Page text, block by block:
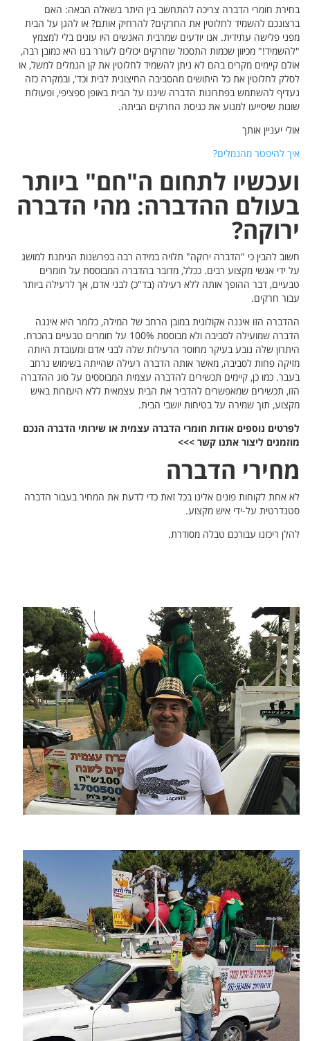
בחירת חומרי הדברה צריכה להתחשב בין היתר בשאלה הבאה: האם
ברצונכם להשמיד לחלוטין את החרקים? להרחיק אותם? או להגן על הבית
מפני פלישה עתידית. אנו יודעים שמרבית האנשים היו עונים בלי למצמץ
"להשמיד!" מכיוון שכמות התסכול שחרקים יכולים לעורר בנו היא כמובן רבה,
אולם קיימים מקרים בהם לא ניתן להשמיד לחלוטין את קן הנמלים למשל, או
לסלק לחלוטין את כל היתושים מהסביבה החיצונית לבית וכד', ובמקרה כזה
נעדיף להשתמש בפתרונות הדברה שיגנו על הבית באופן ספציפי, ופעולות
שונות שיסייעו למנוע את כניסת החרקים הביתה.
אולי יעניין אותך
איך להיפטר מהנמלים?
ועכשיו לתחום ה"חם" ביותר
בעולם ההדברה: מהי הדברה
ירוקה?
חשוב להבין כי "הדברה ירוקה" תלויה במידה רבה בפרשנות הניתנת למושג
על ידי אנשי מקצוע רבים. ככלל, מדובר בהדברה המבוססת על חומרים
טבעיים, דבר ההופך אותה ללא רעילה (בד"כ) לבני אדם, אך לרעילה ביותר
עבור חרקים.
ההדברה הזו איננה אקולוגית במובן הרחב של המילה, כלומר היא איננה
הדברה שמועילה לסביבה ולא מבוססת 100% על חומרים טבעיים בהכרח.
היתרון שלה נובע בעיקר מחוסר הרעילות שלה לבני אדם ומעובדת היותה
מזיקה פחות לסביבה, מאשר אותה הדברה רעילה שהייתה בשימוש נרחב
בעבר. כמו כן, קיימים תכשירים להדברה עצמית המבוססים על סוג ההדברה
הזו, תכשירים שמאפשרים להדביר את הבית עצמאית ללא היעזרות באיש
מקצוע, תוך שמירה על בטיחות יושבי הבית.
לפרטים נוספים אודות חומרי הדברה עצמית או שירותי הדברה הנכם
מוזמנים ליצור אתנו קשר >>>
מחירי הדברה
לא אחת לקוחות פונים אלינו בכל זאת כדי לדעת את המחיר בעבור הדברה
סטנדרטית על-ידי איש מקצוע.
להלן ריכזנו עבורכם טבלה מסודרת.